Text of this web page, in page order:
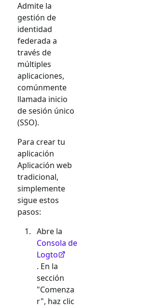
Admite la
gestión de
identidad
federada a
través de
múltiples
aplicaciones,
comúnmente
llamada inicio
de sesión único
(SSO).
Para crear tu
aplicación
Aplicación web
tradicional,
simplemente
sigue estos
pasos:
Abre la
Consola de
Logto
. En la
sección
"Comenza
r", haz clic